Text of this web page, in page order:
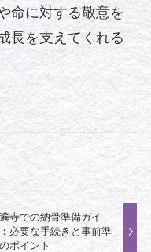
命に対する敬意を
長を支えてくれる
寺での納骨準備ガイ
：必要な手続きと事前準
ポイント